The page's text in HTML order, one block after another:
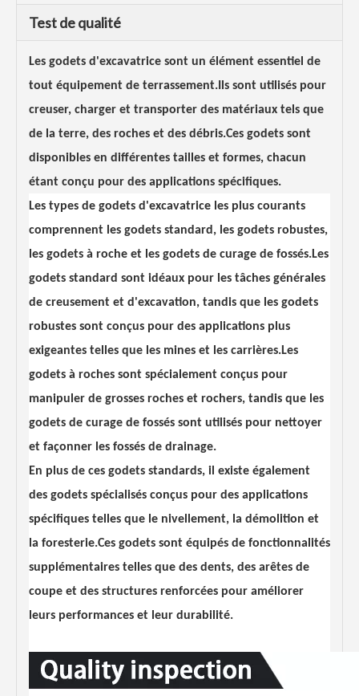
Test de qualité
Les godets d'excavatrice sont un élément essentiel de
tout équipement de terrassement.Ils sont utilisés pour
creuser, charger et transporter des matériaux tels que
de la terre, des roches et des débris.Ces godets sont
disponibles en différentes tailles et formes, chacun
étant conçu pour des applications spécifiques.
Les types de godets d'excavatrice les plus courants
comprennent les godets standard, les godets robustes,
les godets à roche et les godets de curage de fossés.Les
godets standard sont idéaux pour les tâches générales
de creusement et d'excavation, tandis que les godets
robustes sont conçus pour des applications plus
exigeantes telles que les mines et les carrières.Les
godets à roches sont spécialement conçus pour
manipuler de grosses roches et rochers, tandis que les
godets de curage de fossés sont utilisés pour nettoyer
et façonner les fossés de drainage.
En plus de ces godets standards, il existe également
des godets spécialisés conçus pour des applications
spécifiques telles que le nivellement, la démolition et
la foresterie.Ces godets sont équipés de fonctionnalités
supplémentaires telles que des dents, des arêtes de
coupe et des structures renforcées pour améliorer
leurs performances et leur durabilité.